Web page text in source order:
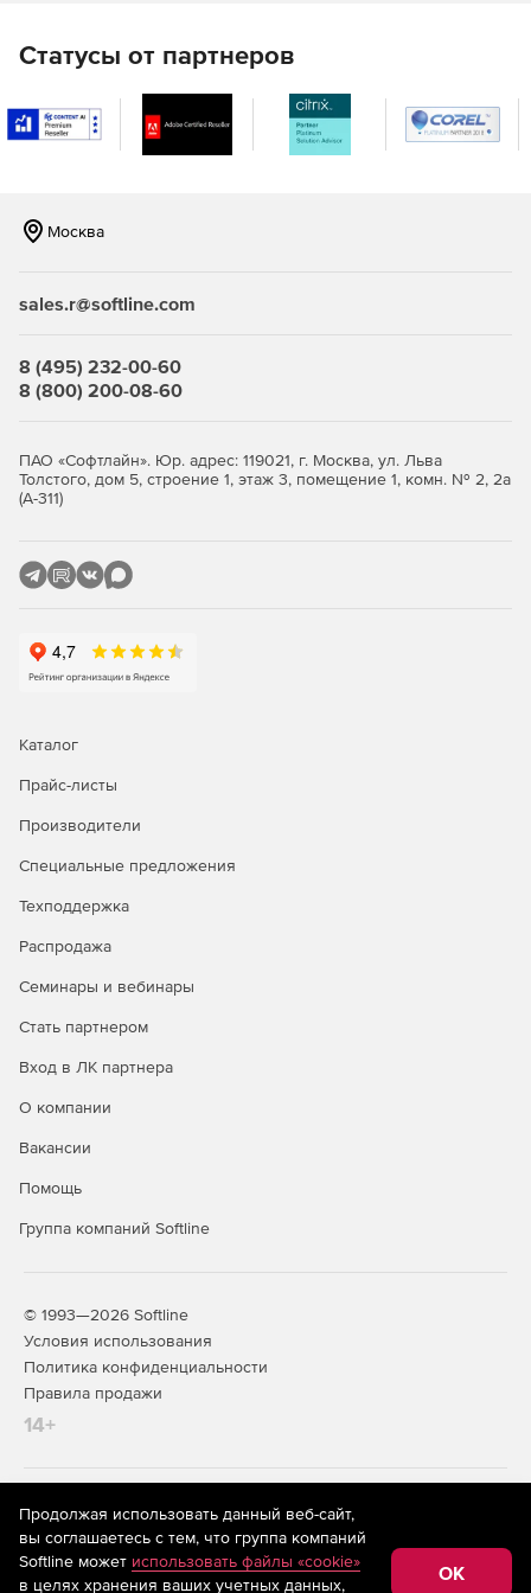
Расчет на прочность и устойчивость аппаратов
колонного типа с учетом ветровых нагрузок и
сейсмических воздействий осуществляется с
помощью модуля «ПАССАТ-Колонны». Расчет
проводится на основе ГОСТ 34233.9-2017.
аппаратов кожухотрубчатого типа и аппаратов
основе ГОСТ 34233.7-2017, РД 26-14-88, ГОСТ 30780-
Расчет на прочность и устойчивость горизонтальных
и вертикальных сосудов с учетом нагрузок от
2009, ГОСТ Р 55722-2013, ГОСТ 34283-2017.
«ПАССАТ-Резервуары» на основе СТО–СА–03–002–
2011, ГОСТ 31385-2016.
Статусы от партнеров
Москва
sales.r@softline.com
8 (495) 232-00-60
8 (800) 200-08-60
ПАО «Софтлайн». Юр. адрес: 119021, г. Москва, ул. Льва
Толстого, дом 5, строение 1, этаж 3, помещение 1, комн. № 2, 2а
(А-311)
Каталог
Прайс-листы
Производители
Специальные предложения
Техподдержка
Распродажа
Семинары и вебинары
Стать партнером
Вход в ЛК партнера
О компании
Вакансии
Помощь
Группа компаний Softline
© 1993—2026 Softline
Условия использования
Политика конфиденциальности
Правила продажи
14+
На информационном ресурсе store.softline.ru применяются
рекомендательные технологии
(информационные технологии
предоставления информации на основе сбора,
систематизации и анализа сведений, относящихся к
предпочтениям пользователей сети «Интернет»,
Продолжая использовать данный веб-сайт,
вы соглашаетесь с тем, что группа компаний
Softline может использовать файлы «cookie»
в целях хранения ваших учетных данных,
OK